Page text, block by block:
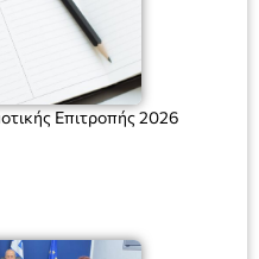
Επιτροπής 2026